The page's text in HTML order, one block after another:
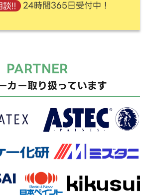
談!! 24時間365日受付中！
PARTNER
カー取り扱っています